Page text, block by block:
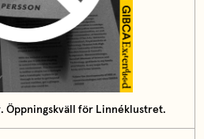
Öppningskväll för Linnéklustret.